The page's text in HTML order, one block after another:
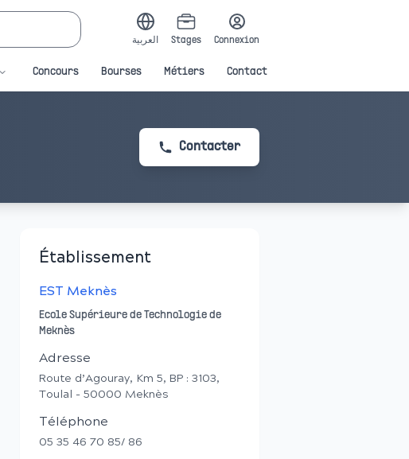
العربية Stages Connexion
Concours Bourses Métiers Contact
Contacter
Établissement
EST Meknès
Ecole Supérieure de Technologie de
Meknès
Adresse
Route d’Agouray, Km 5, BP : 3103,
Toulal - 50000 Meknès
Téléphone
05 35 46 70 85/ 86